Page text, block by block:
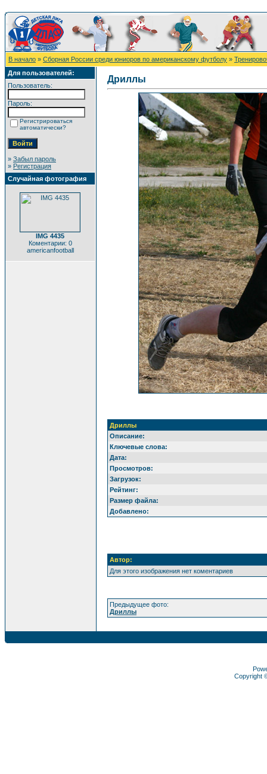
В начало » Сборная России среди юниоров по американскому футболу »
Для пользователей:
Пользователь:
Пароль:
Регистрироваться
автоматически?
» Забыл пароль
» Регистрация
Случайная фотография
IMG 4435
Коментарии: 0
americanfootball
Дриллы
Дриллы
Описание:
Ключевые слова:
Дата:
Просмотров:
Загрузок:
Рейтинг:
Размер файла:
Добавлено:
Автор:
Для этого изображения нет коментариев
Предыдущее фото:
Дриллы
Copyright